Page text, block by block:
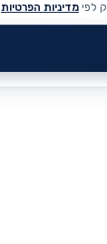
לפי מדיניות הפרטיות